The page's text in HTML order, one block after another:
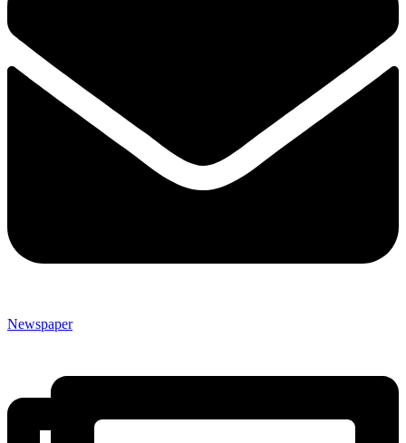
Newspaper